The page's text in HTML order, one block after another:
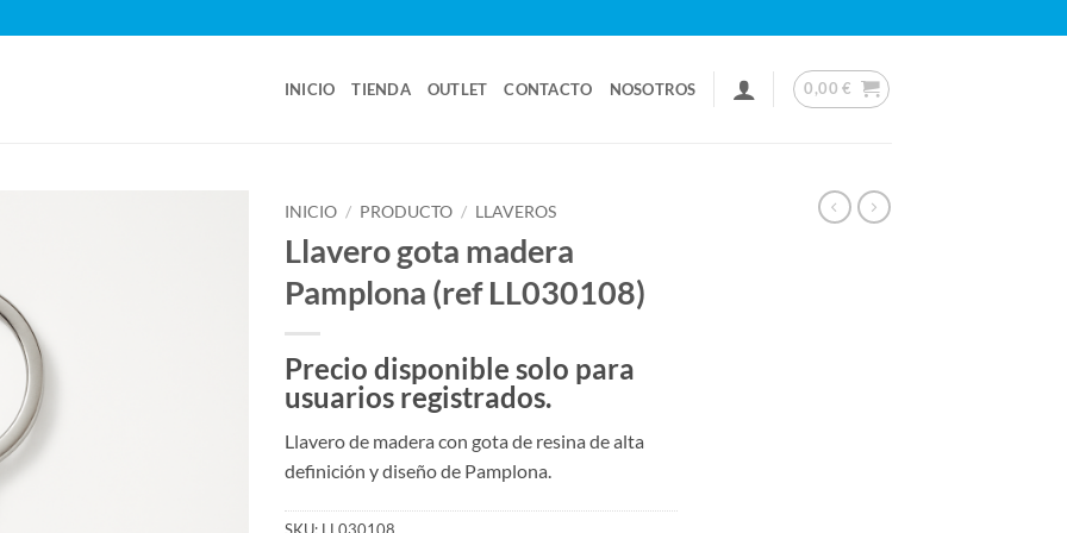
INICIO TIENDA OUTLET CONTACTO NOSOTROS 0,00€
INICIO / PRODUCTO / LLAVEROS
Llavero gota madera
Pamplona (ref LL030108)
Precio disponible solo para
usuarios registrados.
Llavero de madera con gota de resina de alta
definición y diseño de Pamplona.
SKU: LL030108